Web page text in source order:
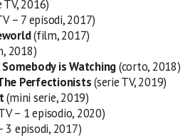
2016)
– 7 episodi, 2017)
(film, 2017)
2018)
is Watching(corto, 2018)
Perfectionists(serie TV, 2019)
(mini serie, 2019)
– 1 episodio, 2020)
3 episodi, 2017)